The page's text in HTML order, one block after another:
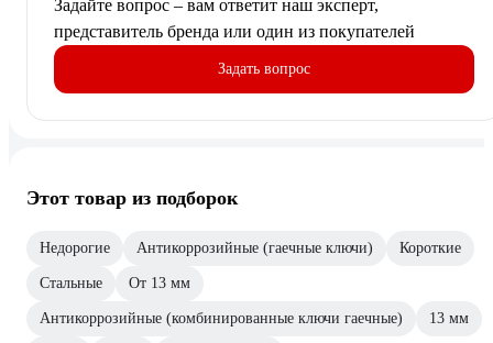
Задайте вопрос – вам ответит наш эксперт,
представитель бренда или один из покупателей
Задать вопрос
Этот товар из подборок
Недорогие Антикоррозийные (гаечные ключи) Короткие
Стальные От 13 мм
Антикоррозийные (комбинированные ключи гаечные) 13 мм